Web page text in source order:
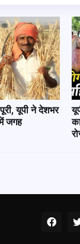
यूपी ने देशभर
जगह